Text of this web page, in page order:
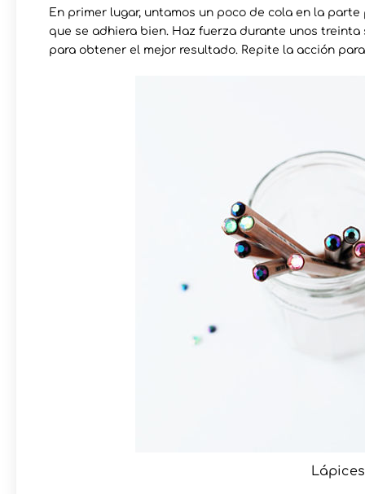
En primer lugar, untamos un poco de cola en la
que se adhiera bien. Haz fuerza durante unos
para obtener el mejor resultado. Repite la acción